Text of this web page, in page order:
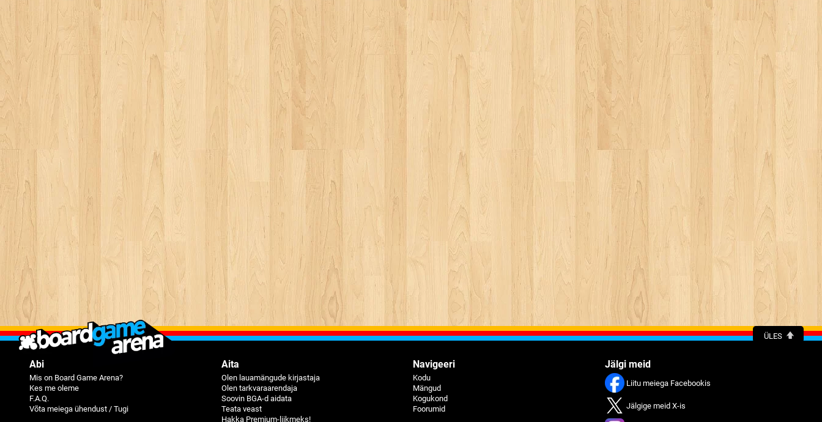
ÜLES
Abi
Mis on Board Game Arena?
Kes me oleme
F.A.Q.
Võta meiega ühendust / Tugi
Aita
Olen lauamängude kirjastaja
Olen tarkvaraarendaja
Soovin BGA-d aidata
Teata veast
Hakka Premium-liikmeks!
Navigeeri
Kodu
Mängud
Kogukond
Foorumid
Jälgi meid
Liitu meiega Facebookis
Jälgige meid X-is